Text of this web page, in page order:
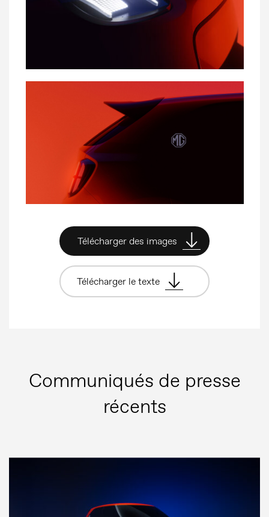
MG Motor
Télécharger des images
Télécharger le texte
Communiqués de presse
récents